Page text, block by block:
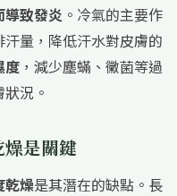
導致發炎 。冷氣的主要作
汗量，降低汗水對皮膚的
度 ，減少塵蟎、黴菌等過
況。
是關鍵
乾燥是其潛在的缺點。長